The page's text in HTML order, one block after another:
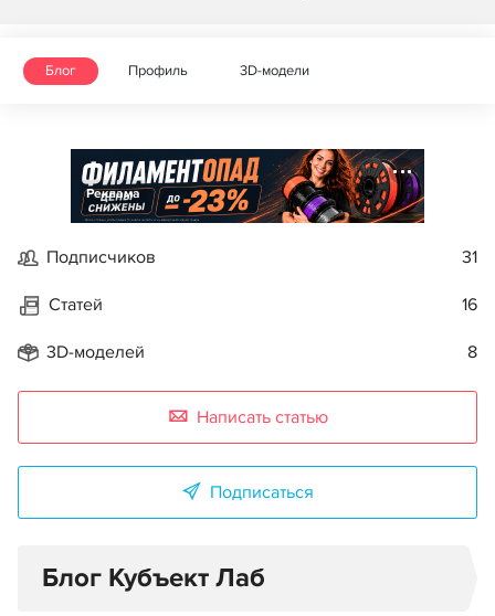
Блог Профиль 3D-модели
Реклама
Подписчиков 31
Статей 16
3D-моделей 8
Написать статью
Подписаться
Блог Кубъект Лаб